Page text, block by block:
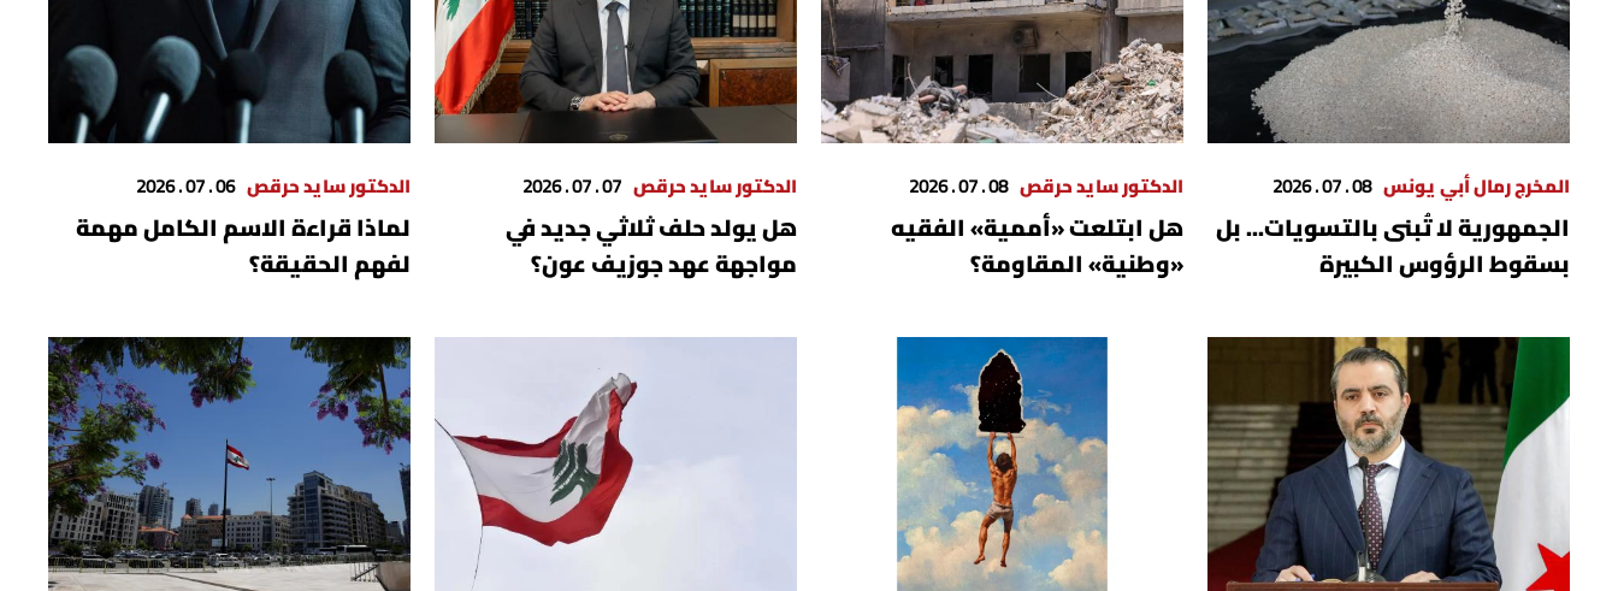
المخرج رمال أبي يونس 08 . 07 . 2026
الجمهورية لا تُبنى بالتسويات... بل
بسقوط الرؤوس الكبيرة
الدكتور سايد حرقص 08 . 07 . 2026
هل ابتلعت «أممية» الفقيه
«وطنية» المقاومة؟
الدكتور سايد حرقص 07 . 07 . 2026
​هل يولد حلف ثلاثي جديد في
مواجهة عهد جوزيف عون؟
الدكتور سايد حرقص 06 . 07 . 2026
لماذا قراءة الاسم الكامل مهمة
لفهم الحقيقة؟